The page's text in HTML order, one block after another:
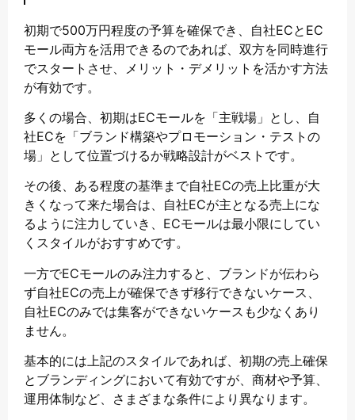
初期で500万円程度の予算を確保でき、自社ECとEC
モール両方を活用できるのであれば、双方を同時進行
でスタートさせ、メリット・デメリットを活かす方法
が有効です。
多くの場合、初期はECモールを「主戦場」とし、自
社ECを「ブランド構築やプロモーション・テストの
場」として位置づけるか戦略設計がベストです。
その後、ある程度の基準まで自社ECの売上比重が大
きくなって来た場合は、自社ECが主となる売上にな
るように注力していき、ECモールは最小限にしてい
くスタイルがおすすめです。
一方でECモールのみ注力すると、ブランドが伝わら
ず自社ECの売上が確保できず移行できないケース、
自社ECのみでは集客ができないケースも少なくあり
ません。
基本的には上記のスタイルであれば、初期の売上確保
とブランディングにおいて有効ですが、商材や予算、
運用体制など、さまざまな条件により異なります。